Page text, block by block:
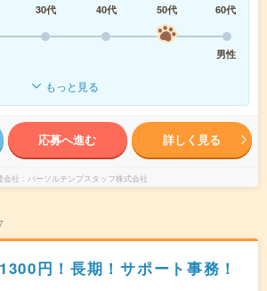
30代 40代 50代
60代
男性
もっと見る
応募へ進む 詳しく見る
会社 パーソルテンプスタッフ株式会社
円！長期！サポート事務！